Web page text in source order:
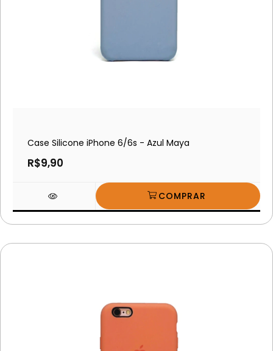
Case Silicone iPhone 6/6s - Azul Maya
R$9,90